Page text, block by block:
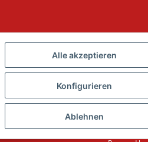
Alle akzeptieren
Konfigurieren
Ablehnen